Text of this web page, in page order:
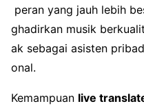
peran yang jauh lebih
ghadirkan musik
ak sebagai asisten
onal.
Kemampuan live